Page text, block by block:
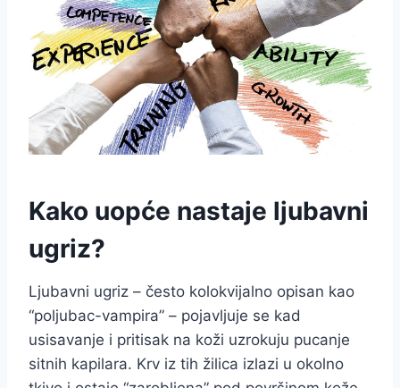
Kako uopće nastaje ljubavni
ugriz?
Ljubavni ugriz – često kolokvijalno opisan kao
“poljubac-vampira” – pojavljuje se kad
usisavanje i pritisak na koži uzrokuju pucanje
sitnih kapilara. Krv iz tih žilica izlazi u okolno